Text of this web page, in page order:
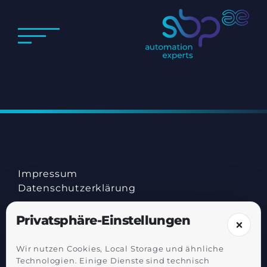
Impressum
Datenschutz­erklärung
Privatsphäre-Einstellungen
Wir nutzen Cookies, Local Storage und ähnliche
Technologien. Einige Dienste sind technisch